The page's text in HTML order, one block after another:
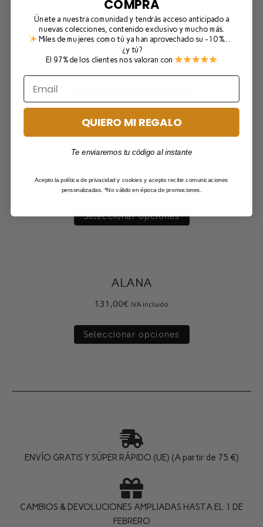
AVA
135,00€ IVA incluido
Seleccionar opciones
ALANA
131,00€ IVA incluido
Seleccionar opciones
ENVÍO GRATIS Y SÚPER RÁPIDO (UE) (A partir de 75 €)
CAMBIOS & DEVOLUCIONES AMPLIADAS HASTA EL 1 DE
FEBRERO
COMPRA
Únete a nuestra comunidad y tendrás acceso anticipado a
nuevas colecciones, contenido exclusivo y mucho más.
Miles de mujeres como tú ya han aprovechado su -10 %…
¿y tú?
El 97% de los clientes nos valoran con
QUIERO MI REGALO
Te enviaremos tu código al instante
Acepto la política de privacidad y cookies y acepto recibir comunicaciones
personalizadas. *No válido en época de promociones.